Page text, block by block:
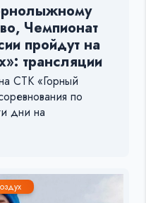
Чемпионат
пройдут на
трансляции
СТК «Горный
по
дни на